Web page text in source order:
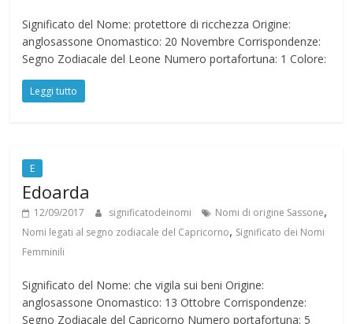
Significato del Nome: protettore di ricchezza Origine:
anglosassone Onomastico: 20 Novembre Corrispondenze:
Segno Zodiacale del Leone Numero portafortuna: 1 Colore:
Leggi tutto
E
Edoarda
12/09/2017 significatodeinomi Nomi di origine Sassone,
Nomi legati al segno zodiacale del Capricorno, Significato dei Nomi
Femminili
Significato del Nome: che vigila sui beni Origine:
anglosassone Onomastico: 13 Ottobre Corrispondenze:
Segno Zodiacale del Capricorno Numero portafortuna: 5